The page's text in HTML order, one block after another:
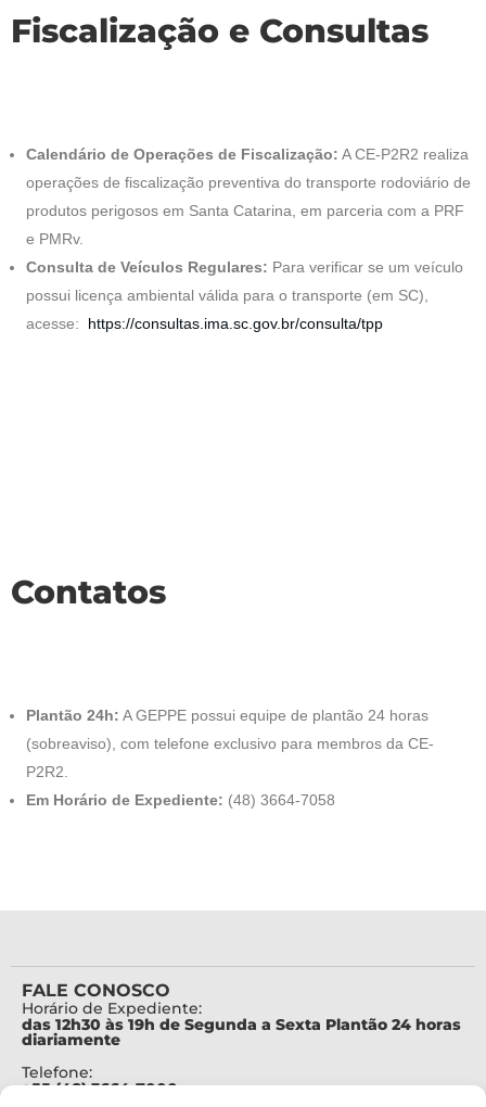
Fiscalização e Consultas
Calendário de Operações de Fiscalização: A CE-P2R2 realiza
operações de fiscalização preventiva do transporte rodoviário de
produtos perigosos em Santa Catarina, em parceria com a PRF
e PMRv.
Consulta de Veículos Regulares: Para verificar se um veículo
possui licença ambiental válida para o transporte (em SC),
acesse: https://consultas.ima.sc.gov.br/consulta/tpp
Contatos
Plantão 24h: A GEPPE possui equipe de plantão 24 horas
(sobreaviso), com telefone exclusivo para membros da CE-
P2R2.
Em Horário de Expediente: (48) 3664-7058
FALE CONOSCO
Horário de Expediente:
das 12h30 às 19h de Segunda a Sexta Plantão 24 horas
diariamente
Telefone:
+55 (48) 3664-7000